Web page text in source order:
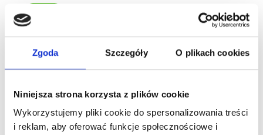
Zgoda Szczegóły O plikach cookies
Niniejsza strona korzysta z plików cookie
Wykorzystujemy pliki cookie do spersonalizowania treści
i reklam, aby oferować funkcje społecznościowe i